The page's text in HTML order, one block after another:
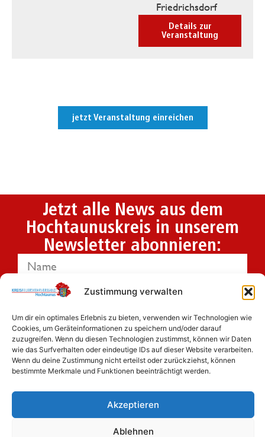
Zustimmung verwalten
Um dir ein optimales Erlebnis zu bieten, verwenden wir Technologien wie
Cookies, um Geräteinformationen zu speichern und/oder darauf
zuzugreifen. Wenn du diesen Technologien zustimmst, können wir Daten
wie das Surfverhalten oder eindeutige IDs auf dieser Website verarbeiten.
Wenn du deine Zustimmung nicht erteilst oder zurückziehst, können
bestimmte Merkmale und Funktionen beeinträchtigt werden.
Akzeptieren
Ablehnen
Friedrichsdorf
Details zur
Veranstaltung
jetzt Veranstaltung einreichen
Jetzt alle News aus dem
Hochtaunuskreis in unserem
Newsletter abonnieren:
Ich habe dieDatenschutzbestimmungen
gelesen und erkenne diese ausdrücklich an.
Jetzt anmelden